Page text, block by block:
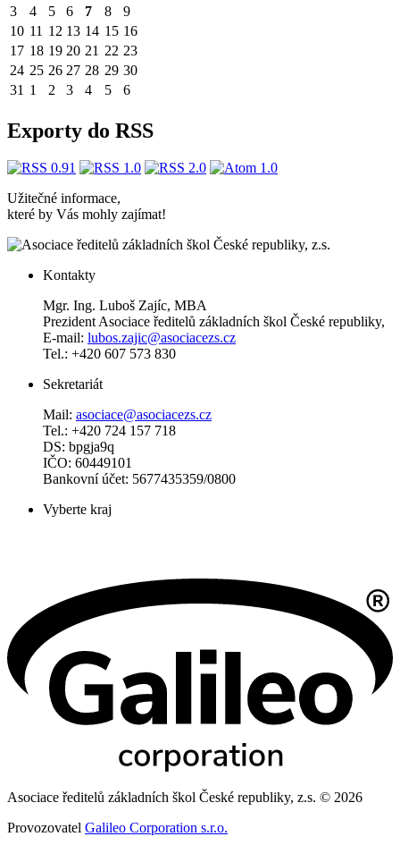
3
4 5 6 7 8
9
10 11 12 13 14 15 16
17 18 19 20 21 22 23
24 25 26 27 28 29 30
31 1 2 3 4 5 6
Exporty do RSS
Užitečné informace,
které by Vás mohly zajímat!
Kontakty
Mgr. Ing. Luboš Zajíc, MBA
Prezident Asociace ředitelů základních škol České republiky,
E-mail: lubos.zajic@asociacezs.cz
Tel.: +420 607 573 830
Sekretariát
Mail: asociace@asociacezs.cz
Tel.: +420 724 157 718
DS: bpgja9q
IČO: 60449101
Bankovní účet: 5677435359/0800
Vyberte kraj
Asociace ředitelů základních škol České republiky, z.s. © 2026
Provozovatel Galileo Corporation s.r.o.